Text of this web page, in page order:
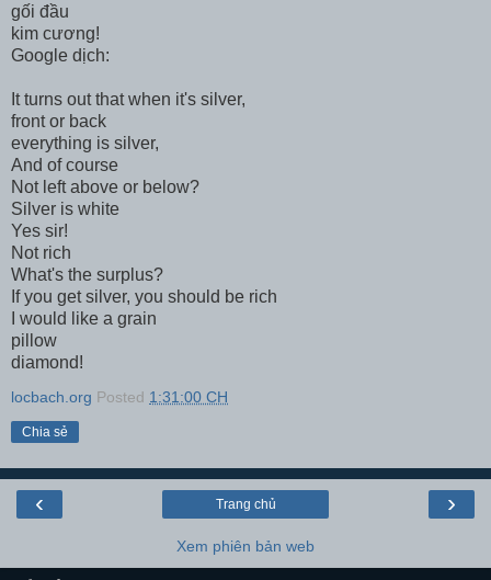
gối đầu
kim cương!
Google dịch:
It turns out that when it's silver,
front or back
everything is silver,
And of course
Not left above or below?
Silver is white
Yes sir!
Not rich
What's the surplus?
If you get silver, you should be rich
I would like a grain
pillow
diamond!
locbach.org Posted 1:31:00 CH
Chia sẻ
‹ ›
Trang chủ
Xem phiên bản web